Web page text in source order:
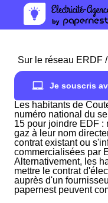
Sur le réseau ERDF
Je souscris
Les habitants de
numéro national du
15 pour joindre EDF :
gaz à leur nom
contrat existant ou
commercialisées par
Alternativement, les
mettre le contrat
auprès d'un
papernest peuvent